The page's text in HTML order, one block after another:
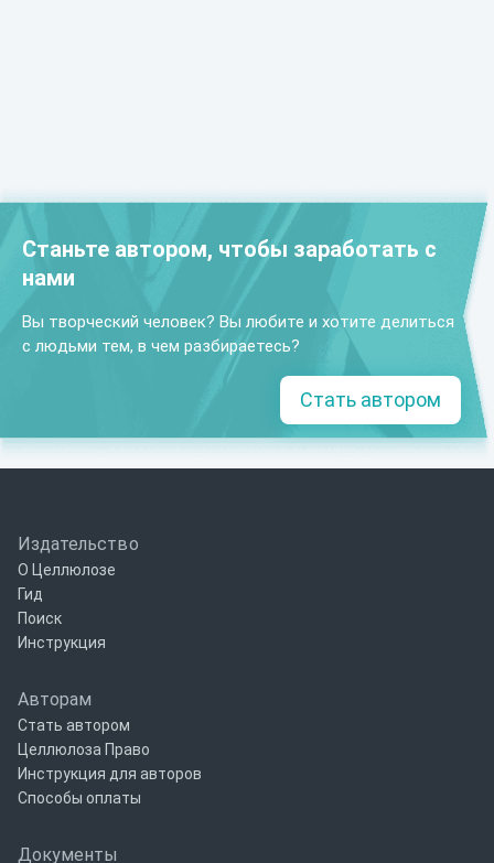
Станьте автором, чтобы заработать с
нами
Вы творческий человек? Вы любите и хотите делиться
с людьми тем, в чем разбираетесь?
Стать автором
Издательство
О Целлюлозе
Гид
Поиск
Инструкция
Авторам
Стать автором
Целлюлоза Право
Инструкция для авторов
Способы оплаты
Документы